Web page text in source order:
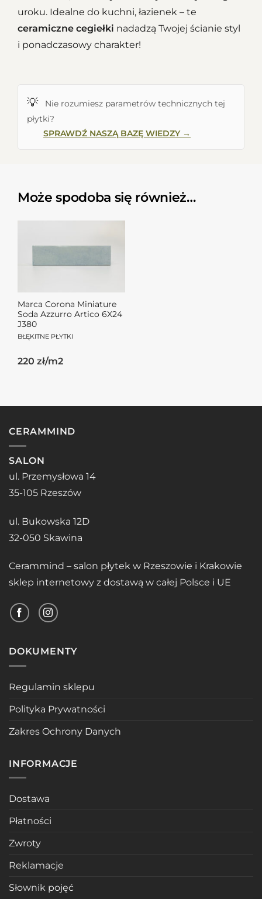
uroku. Idealne do kuchni, łazienek – te
ceramiczne cegiełki nadadzą Twojej ścianie styl
i ponadczasowy charakter!
💡
Nie rozumiesz parametrów technicznych tej
płytki?
SPRAWDŹ NASZĄ BAZĘ WIEDZY →
Może spodoba się również…
Marca Corona Miniature
Soda Azzurro Artico 6X24
J380
BŁĘKITNE PŁYTKI
220 zł/m2
CERAMMIND
SALON
ul. Przemysłowa 14
35-105 Rzeszów
ul. Bukowska 12D
32-050 Skawina
Cerammind – salon płytek w Rzeszowie i Krakowie
sklep internetowy z dostawą w całej Polsce i UE
DOKUMENTY
Regulamin sklepu
Polityka Prywatności
Zakres Ochrony Danych
INFORMACJE
Dostawa
Płatności
Zwroty
Reklamacje
Słownik pojęć